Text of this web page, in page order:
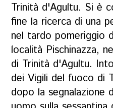
Trinità d'Agultu. Si è
fine la ricerca di una
nel tardo pomeriggio
località Pischinazza,
di Trinità d'Agultu.
dei Vigili del fuoco di
dopo la segnalazione